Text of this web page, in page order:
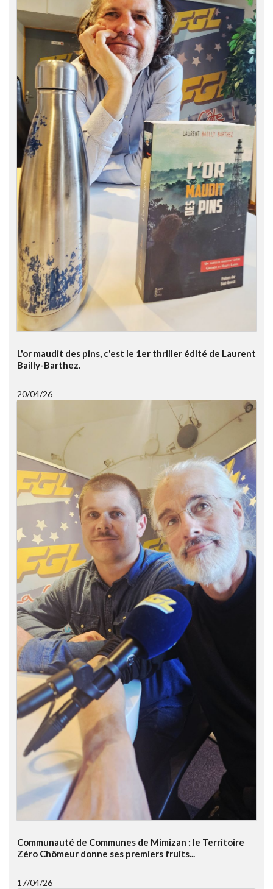
L'or maudit des pins, c'est le 1er thriller édité de Laurent
Bailly-Barthez.
20/04/26
Communauté de Communes de Mimizan : le Territoire
Zéro Chômeur donne ses premiers fruits...
17/04/26